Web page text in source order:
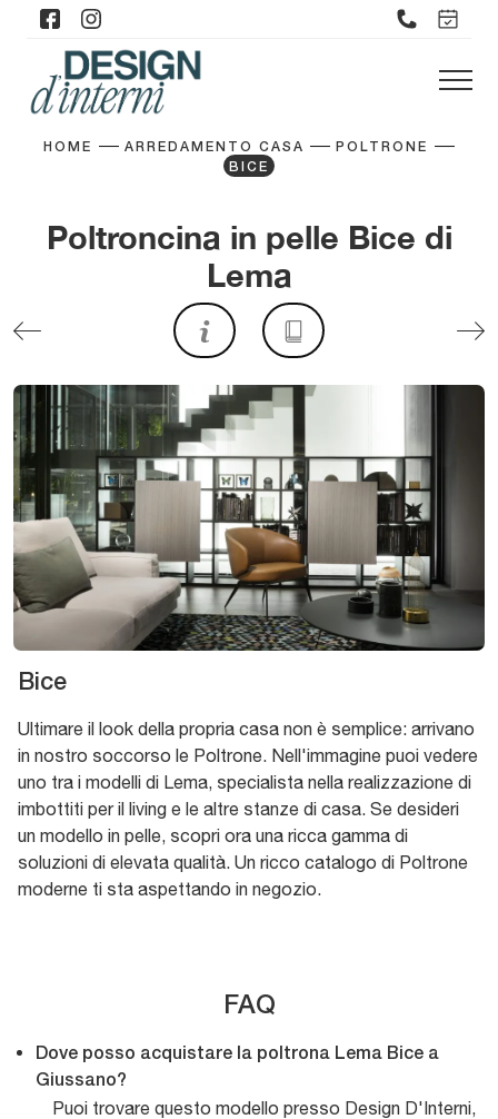
HOME ARREDAMENTO CASA
POLTRONE
BICE
Poltroncina in pelle Bice di
Lema
Bice
Ultimare il look della propria casa non è semplice: arrivano
in nostro soccorso le Poltrone. Nell'immagine puoi vedere
uno tra i modelli di Lema, specialista nella realizzazione di
imbottiti per il living e le altre stanze di casa. Se desideri
un modello in pelle, scopri ora una ricca gamma di
soluzioni di elevata qualità. Un ricco catalogo di Poltrone
moderne ti sta aspettando in negozio.
FAQ
Dove posso acquistare la poltrona Lema Bice a
Giussano?
Puoi trovare questo modello presso Design D'Interni,